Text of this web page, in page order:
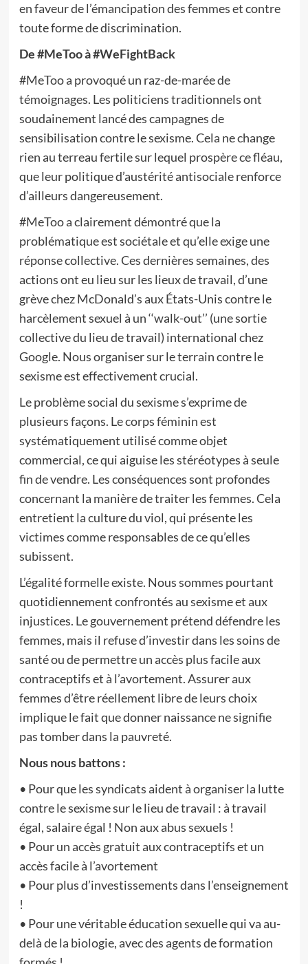
en faveur de l’émancipation des femmes et contre
toute forme de discrimination.
De #MeToo à #WeFightBack
#MeToo a provoqué un raz-de-marée de
témoignages. Les politiciens traditionnels ont
soudainement lancé des campagnes de
sensibilisation contre le sexisme. Cela ne change
rien au terreau fertile sur lequel prospère ce fléau,
que leur politique d’austérité antisociale renforce
d’ailleurs dangereusement.
#MeToo a clairement démontré que la
problématique est sociétale et qu’elle exige une
réponse collective. Ces dernières semaines, des
actions ont eu lieu sur les lieux de travail, d’une
grève chez McDonald’s aux États-Unis contre le
harcèlement sexuel à un ‘‘walk-out’’ (une sortie
collective du lieu de travail) international chez
Google. Nous organiser sur le terrain contre le
sexisme est effectivement crucial.
Le problème social du sexisme s’exprime de
plusieurs façons. Le corps féminin est
systématiquement utilisé comme objet
commercial, ce qui aiguise les stéréotypes à seule
fin de vendre. Les conséquences sont profondes
concernant la manière de traiter les femmes. Cela
entretient la culture du viol, qui présente les
victimes comme responsables de ce qu’elles
subissent.
L’égalité formelle existe. Nous sommes pourtant
quotidiennement confrontés au sexisme et aux
injustices. Le gouvernement prétend défendre les
femmes, mais il refuse d’investir dans les soins de
santé ou de permettre un accès plus facile aux
contraceptifs et à l’avortement. Assurer aux
femmes d’être réellement libre de leurs choix
implique le fait que donner naissance ne signifie
pas tomber dans la pauvreté.
Nous nous battons :
• Pour que les syndicats aident à organiser la lutte
contre le sexisme sur le lieu de travail : à travail
égal, salaire égal ! Non aux abus sexuels !
• Pour un accès gratuit aux contraceptifs et un
accès facile à l’avortement
• Pour plus d’investissements dans l’enseignement
!
• Pour une véritable éducation sexuelle qui va au-
delà de la biologie, avec des agents de formation